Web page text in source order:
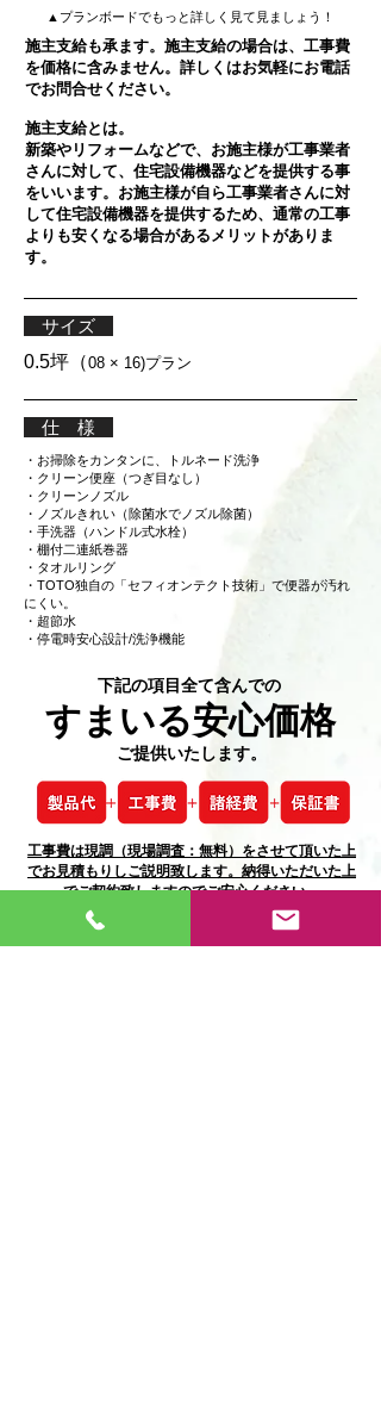
▲​プランボードでもっと詳しく見て見ましょう！
​施主支給も承ます。施主支給の場合は、工事費
を価格に含みません。詳しくはお気軽にお電話
でお問合せください。
施主支給とは。
​新築やリフォームなどで、お施主様が工事業者
さんに対して、住宅設備機器などを提供する事
をいいます。お施主様が自ら工事業者さんに対
して住宅設備機器を提供するため、通常の工事
よりも安くなる場合があるメリットがありま
す。
サイズ
0.5坪（08 × 16)プラン
仕 様
・お掃除をカンタンに、トルネード洗浄
・クリーン便座（つぎ目なし）
・クリーンノズル
・ノズルきれい（除菌水でノズル除菌）
・手洗器（ハンドル式水栓）
・棚付二連紙巻器
・タオルリング
・TOTO独自の「セフィオンテクト技術」で便器が汚れ
にくい。
・超節水
​・停電時安心設計/洗浄機能
下記の項目全て含んでの
すまいる安心価格
ご提供いたします。
​工事費は現調（現場調査：無料）をさせて頂いた上
でお見積もりしご説明致します。納得いただいた上
でご契約致しますのでご安心ください。